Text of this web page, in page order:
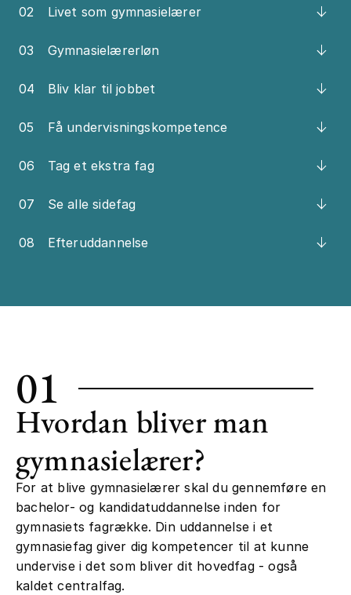
02 Livet som gymnasielærer
03 Gymnasielærerløn
04 Bliv klar til jobbet
05 Få undervisningskompetence
06 Tag et ekstra fag
07 Se alle sidefag
08 Efteruddannelse
01
Hvordan bliver man
gymnasielærer?
For at blive gymnasielærer skal du gennemføre en
bachelor- og kandidatuddannelse inden for
gymnasiets fagrække. Din uddannelse i et
gymnasiefag giver dig kompetencer til at kunne
undervise i det som bliver dit hovedfag - også
kaldet centralfag.